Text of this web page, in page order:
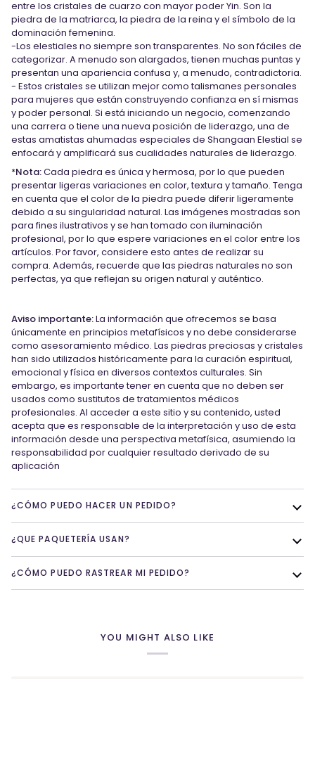
entre los cristales de cuarzo con mayor poder Yin. Son la
piedra de la matriarca, la piedra de la reina y el símbolo de la
dominación femenina.
-Los elestiales no siempre son transparentes. No son fáciles de
categorizar. A menudo son alargados, tienen muchas puntas y
presentan una apariencia confusa y, a menudo, contradictoria.
- Estos cristales se utilizan mejor como talismanes personales
para mujeres que están construyendo confianza en sí mismas
y poder personal. Si está iniciando un negocio, comenzando
una carrera o tiene una nueva posición de liderazgo, una de
estas amatistas ahumadas especiales de Shangaan Elestial se
enfocará y amplificará sus cualidades naturales de liderazgo.
*Nota:Cada piedra es única y hermosa, por lo que pueden
presentar ligeras variaciones en color, textura y tamaño. Tenga
en cuenta que el color de la piedra puede diferir ligeramente
debido a su singularidad natural. Las imágenes mostradas son
para fines ilustrativos y se han tomado con iluminación
profesional, por lo que espere variaciones en el color entre los
artículos. Por favor, considere esto antes de realizar su
compra. Además, recuerde que las piedras naturales no son
perfectas, ya que reflejan su origen natural y auténtico.
Aviso importante:La información que ofrecemos se basa
únicamente en principios metafísicos y no debe considerarse
como asesoramiento médico. Las piedras preciosas y cristales
han sido utilizados históricamente para la curación espiritual,
emocional y física en diversos contextos culturales. Sin
embargo, es importante tener en cuenta que no deben ser
usados como sustitutos de tratamientos médicos
profesionales. Al acceder a este sitio y su contenido, usted
acepta que es responsable de la interpretación y uso de esta
información desde una perspectiva metafísica, asumiendo la
responsabilidad por cualquier resultado derivado de su
aplicación
¿CÓMO PUEDO HACER UN PEDIDO?
¿QUE PAQUETERÍA USAN?
¿CÓMO PUEDO RASTREAR MI PEDIDO?
YOU MIGHT ALSO LIKE